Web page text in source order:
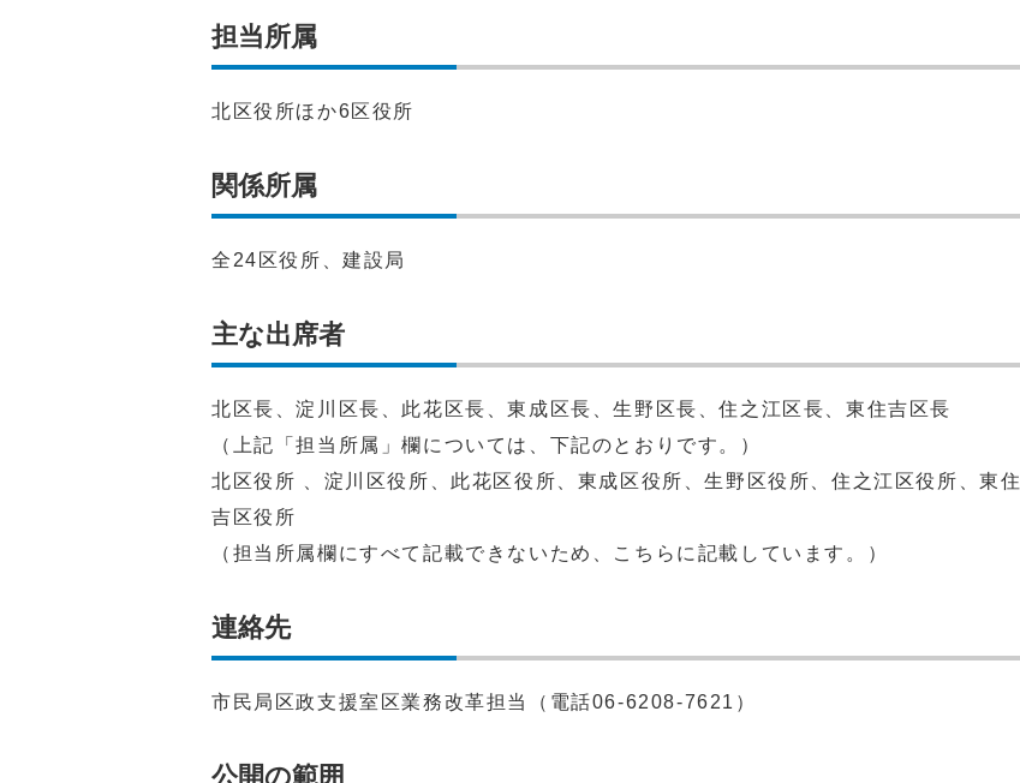
担当所属
北区役所ほか6区役所
関係所属
全24区役所、建設局
主な出席者
北区長、淀川区長、此花区長、東成区長、生野区長、住之江区長、東住吉区長
（上記「担当所属」欄については、下記のとおりです。）
北区役所 、淀川区役所、此花区役所、東成区役所、生野区役所、住之江区役所、東住
吉区役所
（担当所属欄にすべて記載できないため、こちらに記載しています。）
連絡先
市民局区政支援室区業務改革担当（電話06‐6208‐7621）
公開の範囲